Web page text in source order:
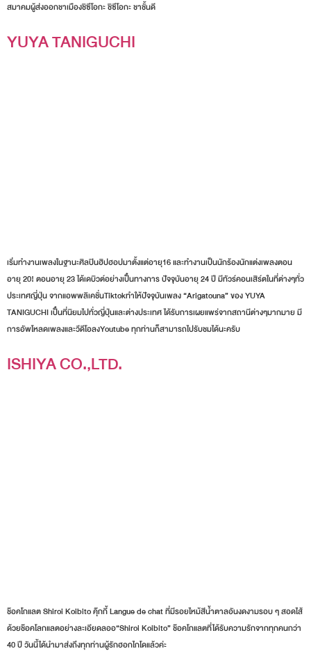
สมาคมผู้ส่งออกชาเมืองชิซึโอกะ ชิซึโอกะ ชาชั้นดี
YUYA TANIGUCHI
เริ่มทำงานเพลงในฐานะศิลปินฮิปฮอปมาตั้งแต่อายุ16 และทำงานเป็นนักร้องนักแต่งเพลงตอน
อายุ 20! ตอนอายุ 23 ได้เดบิวต์อย่างเป็๋นทางการ ปัจจุบันอายุ 24 ปี มีทัวร์คอนเสิร์ตในที่ต่างๆทั่ว
ประเทศญี่ปุ่น จากแอพพลิเคชั่นTiktokทำให้ปัจจุบันเพลง “Arigatouna” ของ YUYA
TANIGUCHI เป็๋นที่นิยมไปทั่วญี่ปุ่นและต่างประเทศ ได้รับการเผยแพร่จากสถานีต่างๆมากมาย มี
การอัพโหลดเพลงและวีดีโอลงYoutube ทุกท่านก็สามารถไปรับชมได้นะครับ
ISHIYA CO.,LTD.
ช๊อคโกแลต Shiroi Koibito คุ๊กกี้ Langue de chat ที่มีรอยไหม้สีน้ำตาลอันงดงามรอบ ๆ สอดไส้
ด้วยช๊อคโลกแลตอย่างละเอียดลออ“Shiroi Koibito” ช๊อคโกแลตที่ได้รับความรักจากทุกคนกว่า
40 ปี วันนี้ได้นำมาส่งถึงทุกท่านผู้รักฮอกไกโดแล้วค่ะ